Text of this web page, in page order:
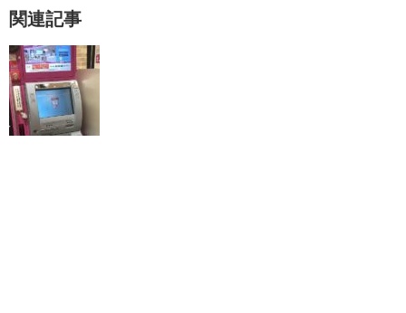
関連記事